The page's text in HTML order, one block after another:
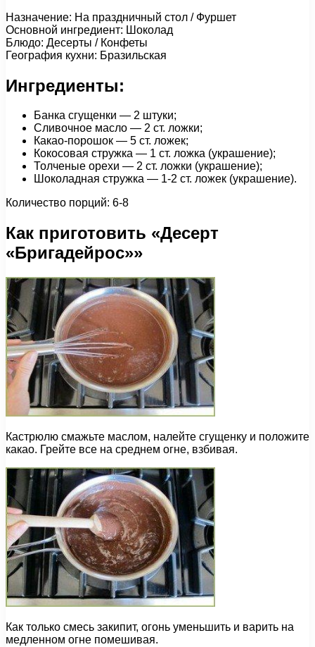
Назначение: На праздничный стол / Фуршет
Основной ингредиент: Шоколад
Блюдо: Десерты / Конфеты
География кухни: Бразильская
Ингредиенты:
Банка сгущенки — 2 штуки;
Сливочное масло — 2 ст. ложки;
Какао-порошок — 5 ст. ложек;
Кокосовая стружка — 1 cт. ложка (украшение);
Толченые орехи — 2 ст. ложки (украшение);
Шоколадная стружка — 1-2 ст. ложек (украшение).
Количество порций: 6-8
Как приготовить «Десерт
«Бригадейрос»»
Кастрюлю смажьте маслом, налейте сгущенку и положите
какао. Грейте все на среднем огне, взбивая.
Как только смесь закипит, огонь уменьшить и варить на
медленном огне помешивая.